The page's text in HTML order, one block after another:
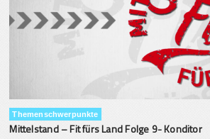
Themenschwerpunkte
Mittelstand – Fit fürs Land Folge 9- Konditor